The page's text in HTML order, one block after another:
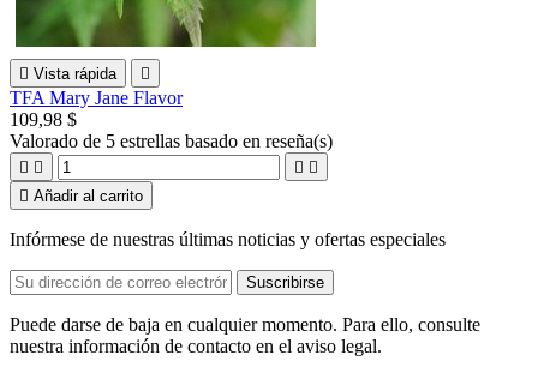
 Vista rápida 
TFA Mary Jane Flavor
109,98 $
Valorado de 5 estrellas basado en reseña(s)
   
 Añadir al carrito
Infórmese de nuestras últimas noticias y ofertas especiales
Puede darse de baja en cualquier momento. Para ello, consulte
nuestra información de contacto en el aviso legal.